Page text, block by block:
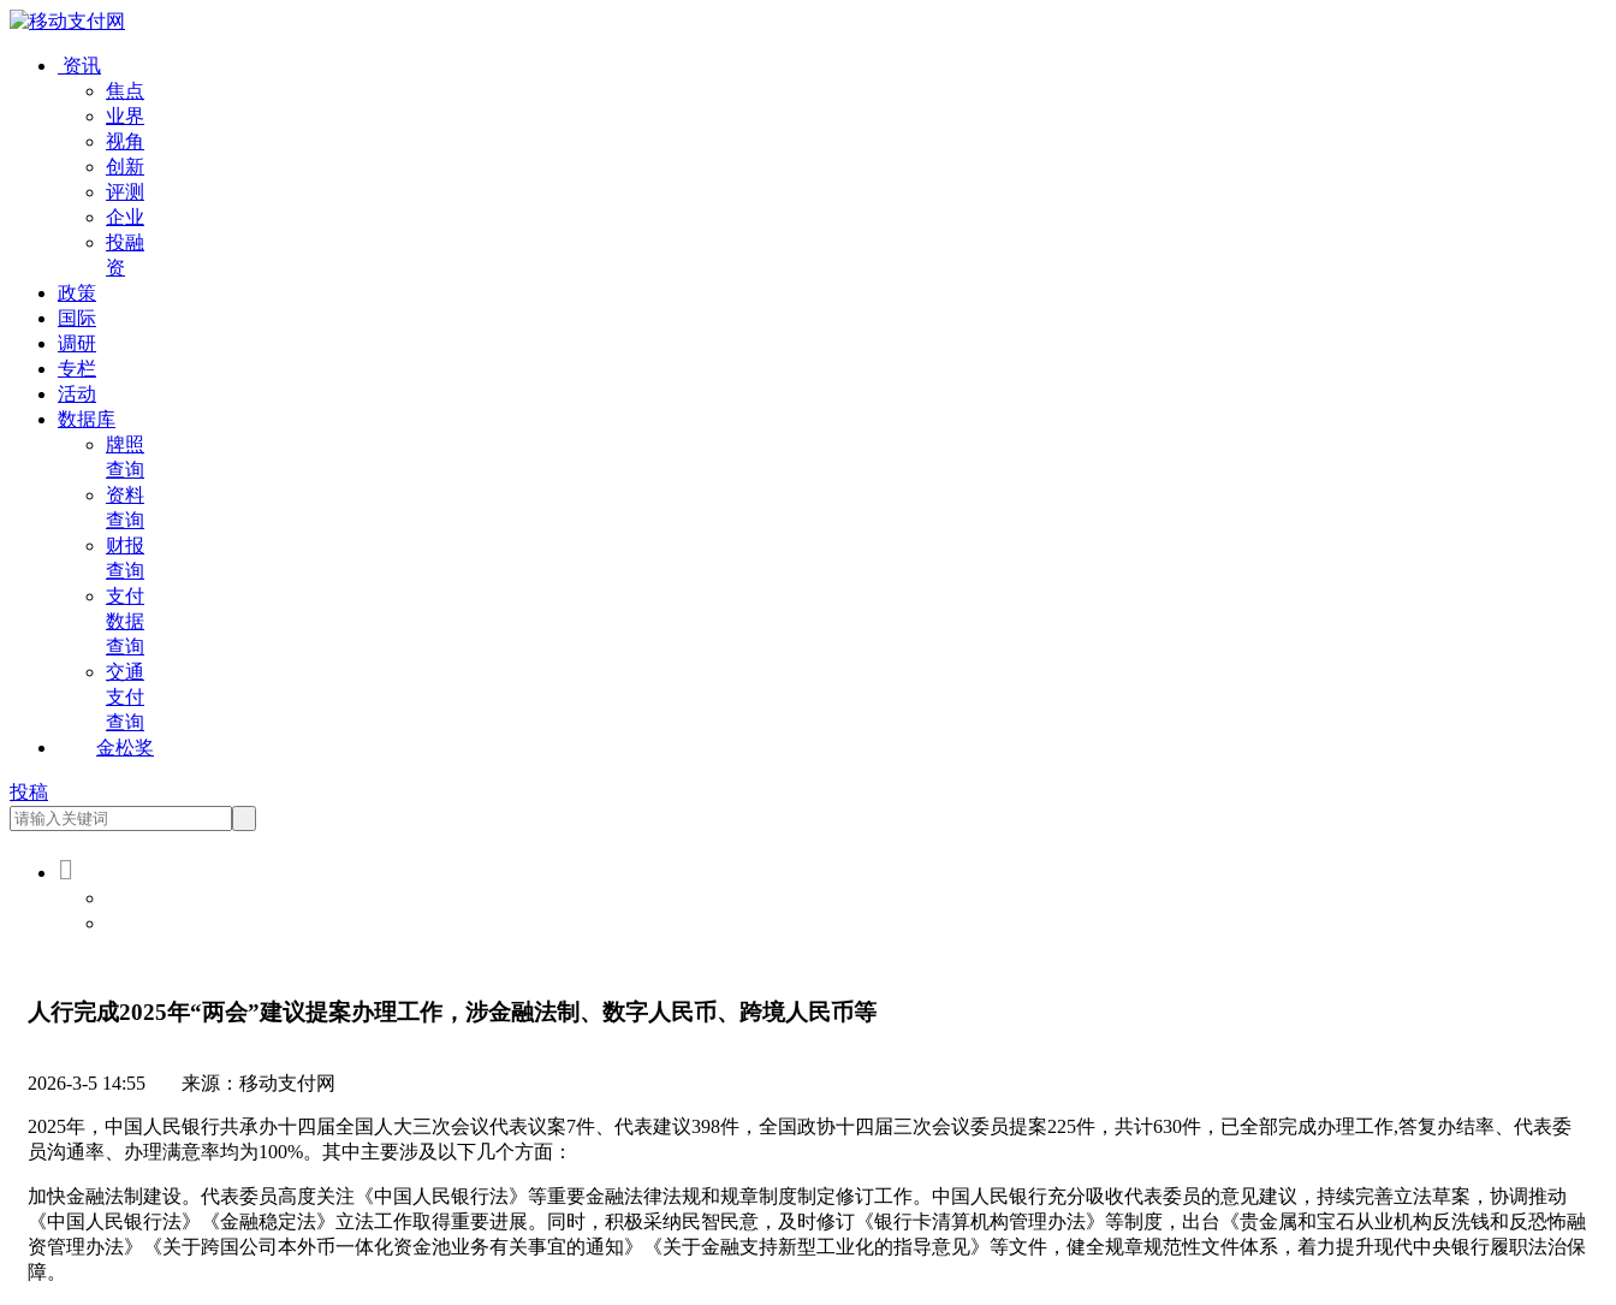
资讯
焦点
业界
视角
创新
评测
企业
投融
资
政策
国际
调研
专栏
活动
数据库
牌照
查询
资料
查询
财报
查询
支付
数据
查询
交通
支付
查询
金松奖
投稿

人行完成2025年“两会”建议提案办理工作，涉金融法制、数字人民币、跨境人民币等
2026-3-5 14:55 来源：移动支付网
2025年，中国人民银行共承办十四届全国人大三次会议代表议案7件、代表建议398件，全国政协十四届三次会议委员提案225件，共计630件，已全部完成办理工作,答复办结率、代表委
员沟通率、办理满意率均为100%。其中主要涉及以下几个方面：
加快金融法制建设。代表委员高度关注《中国人民银行法》等重要金融法律法规和规章制度制定修订工作。中国人民银行充分吸收代表委员的意见建议，持续完善立法草案，协调推动
《中国人民银行法》《金融稳定法》立法工作取得重要进展。同时，积极采纳民智民意，及时修订《银行卡清算机构管理办法》等制度，出台《贵金属和宝石从业机构反洗钱和反恐怖融
资管理办法》《关于跨国公司本外币一体化资金池业务有关事宜的通知》《关于金融支持新型工业化的指导意见》等文件，健全规章规范性文件体系，着力提升现代中央银行履职法治保
障。